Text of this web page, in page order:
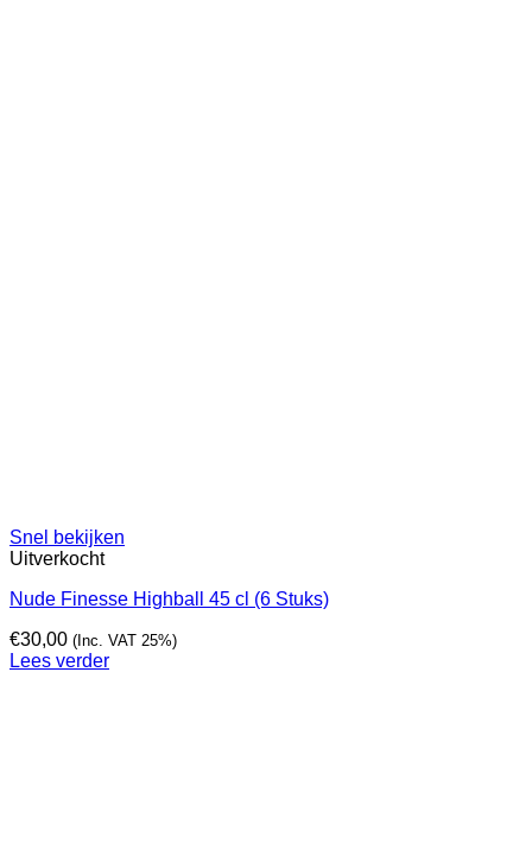
Snel bekijken
Uitverkocht
Nude Finesse Highball 45 cl (6 Stuks)
€30,00 (Inc. VAT 25%)
Lees verder